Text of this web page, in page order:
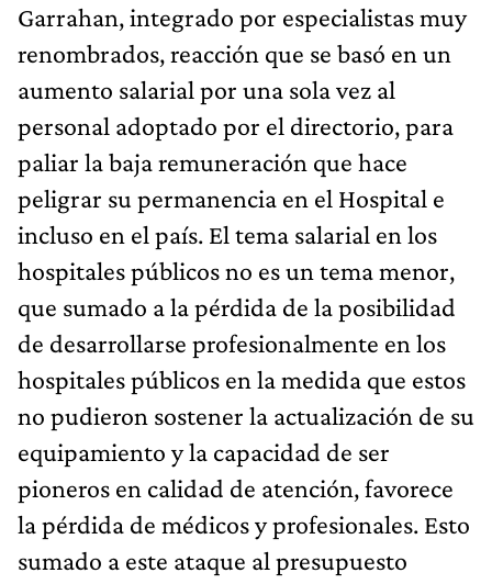
Garrahan, integrado por especialistas muy
renombrados, reacción que se basó en un
aumento salarial por una sola vez al
personal adoptado por el directorio, para
paliar la baja remuneración que hace
peligrar su permanencia en el Hospital e
incluso en el país. El tema salarial en los
hospitales públicos no es un tema menor,
que sumado a la pérdida de la posibilidad
de desarrollarse profesionalmente en los
hospitales públicos en la medida que estos
no pudieron sostener la actualización de su
equipamiento y la capacidad de ser
pioneros en calidad de atención, favorece
la pérdida de médicos y profesionales. Esto
sumado a este ataque al presupuesto